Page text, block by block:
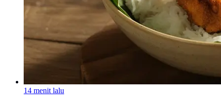
14 menit lalu